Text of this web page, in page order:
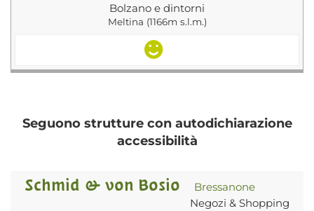
Bolzano e dintorni
Meltina (1166m s.l.m.)
Seguono strutture con autodichiarazione
accessibilità
Schmid & von Bosio
Bressanone
Negozi & Shopping